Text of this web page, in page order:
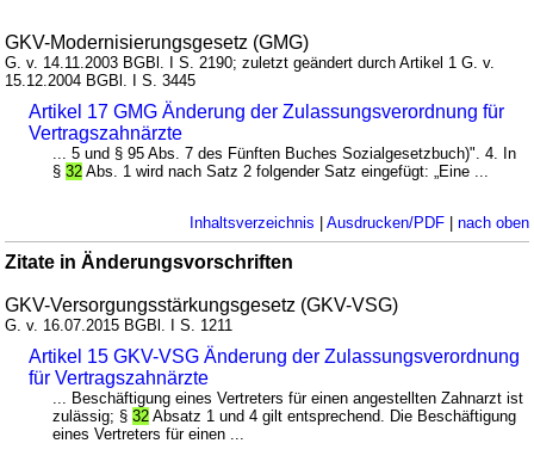
GKV-Modernisierungsgesetz (GMG)
G. v. 14.11.2003 BGBl. I S. 2190; zuletzt geändert durch Artikel 1 G. v.
15.12.2004 BGBl. I S. 3445
Artikel 17 GMG Änderung der Zulassungsverordnung für
Vertragszahnärzte
... 5 und § 95 Abs. 7 des Fünften Buches Sozialgesetzbuch)". 4. In
§32 Abs. 1 wird nach Satz 2 folgender Satz eingefügt: „Eine ...
Inhaltsverzeichnis | Ausdrucken/PDF| nach oben
Zitate in Änderungsvorschriften
GKV-Versorgungsstärkungsgesetz (GKV-VSG)
G. v. 16.07.2015 BGBl. I S. 1211
Artikel 15 GKV-VSG Änderung der Zulassungsverordnung
für Vertragszahnärzte
... Beschäftigung eines Vertreters für einen angestellten Zahnarzt ist
zulässig; §32 Absatz 1 und 4 gilt entsprechend. Die Beschäftigung
eines Vertreters für einen ...